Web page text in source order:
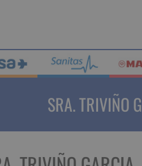
SRA. TRIVIÑO